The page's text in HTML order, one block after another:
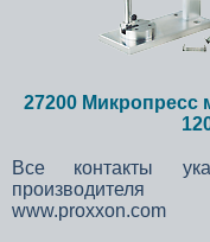
27200 Микропресс
Все контакты
производителя
www.proxxon.com